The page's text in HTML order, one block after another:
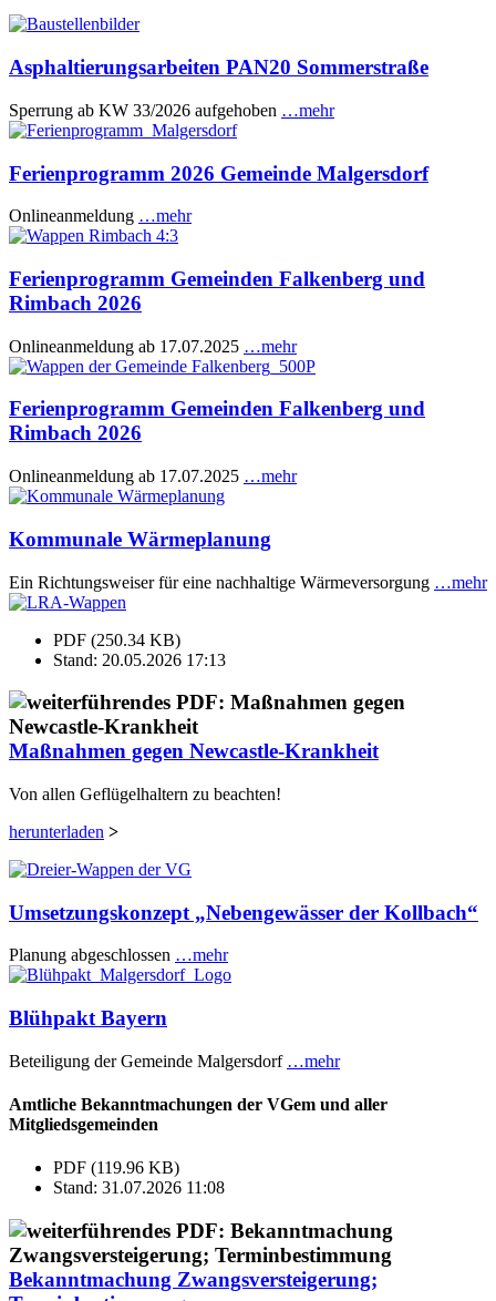
Asphaltierungsarbeiten PAN20 Sommerstraße
Sperrung ab KW 33/2026 aufgehoben …mehr
Ferienprogramm 2026 Gemeinde Malgersdorf
Onlineanmeldung …mehr
Ferienprogramm Gemeinden Falkenberg und
Rimbach 2026
Onlineanmeldung ab 17.07.2025 …mehr
Ferienprogramm Gemeinden Falkenberg und
Rimbach 2026
Onlineanmeldung ab 17.07.2025 …mehr
Kommunale Wärmeplanung
Ein Richtungsweiser für eine nachhaltige Wärmeversorgung …mehr
PDF (250.34 KB)
Stand: 20.05.2026 17:13
Maßnahmen gegen Newcastle-Krankheit
Von allen Geflügelhaltern zu beachten!
herunterladen >
Umsetzungskonzept „Nebengewässer der Kollbach“
Planung abgeschlossen …mehr
Blühpakt Bayern
Beteiligung der Gemeinde Malgersdorf …mehr
Amtliche Bekanntmachungen der VGem und aller
Mitgliedsgemeinden
PDF (119.96 KB)
Stand: 31.07.2026 11:08
Bekanntmachung Zwangsversteigerung;